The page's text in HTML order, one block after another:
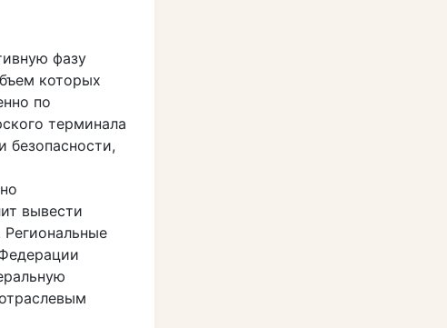
фазу
которых
по
терминала
безопасности,
вывести